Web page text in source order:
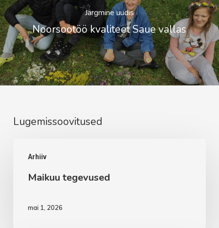
Järgmine uudis
Noorsootöö kvaliteet Saue vallas
Lugemissoovitused
Arhiiv
tegevused
Maikuu tegevused
mai 1, 2026